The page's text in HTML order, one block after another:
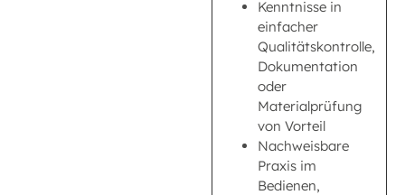
Kenntnisse in
einfacher
Qualitätskontrolle,
Dokumentation
oder
Materialprüfung
von Vorteil
Nachweisbare
Praxis im
Bedienen,